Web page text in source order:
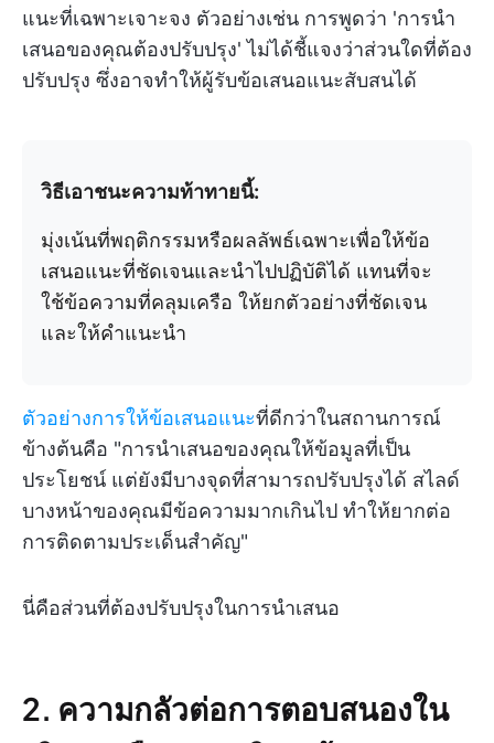
แนะที่เฉพาะเจาะจง ตัวอย่างเช่น การพูดว่า 'การนำ
เสนอของคุณต้องปรับปรุง' ไม่ได้ชี้แจงว่าส่วนใดที่ต้อง
ปรับปรุง ซึ่งอาจทำให้ผู้รับข้อเสนอแนะสับสนได้
วิธีเอาชนะความท้าทายนี้:
มุ่งเน้นที่พฤติกรรมหรือผลลัพธ์เฉพาะเพื่อให้ข้อ
เสนอแนะที่ชัดเจนและนำไปปฏิบัติได้ แทนที่จะ
ใช้ข้อความที่คลุมเครือ ให้ยกตัวอย่างที่ชัดเจน
และให้คำแนะนำ
ตัวอย่างการให้ข้อเสนอแนะที่ดีกว่าในสถานการณ์
ข้างต้นคือ "การนำเสนอของคุณให้ข้อมูลที่เป็น
ประโยชน์ แต่ยังมีบางจุดที่สามารถปรับปรุงได้ สไลด์
บางหน้าของคุณมีข้อความมากเกินไป ทำให้ยากต่อ
การติดตามประเด็นสำคัญ"
นี่คือส่วนที่ต้องปรับปรุงในการนำเสนอ
2. ความกลัวต่อการตอบสนองใน